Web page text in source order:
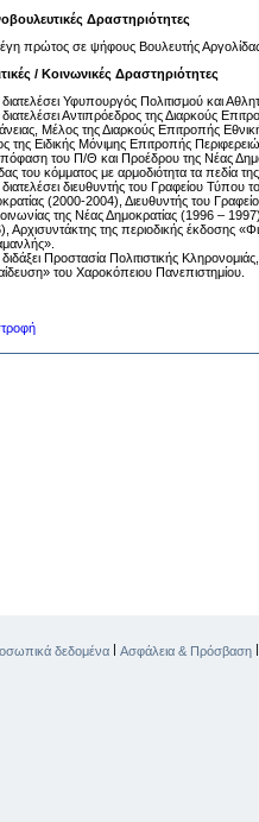
Δραστηριότητες
πρώτος σε ψήφους Βουλευτής Αργολίδας
/ Κοινωνικές Δραστηριότητες
Υφυπουργός Πολιτισμού και
διατελέσει Αντιπρόεδρος της Διαρκούς
Μέλος της Διαρκούς Επιτροπής
της Ειδικής Μόνιμης Επιτροπής
του Π/Θ και Προέδρου της Νέας
του κόμματος με αρμοδιότητα τα πεδία
διατελέσει διευθυντής του Γραφείου
(2000-2004), Διευθυντής του
της Νέας Δημοκρατίας (1996 –
Αρχισυντάκτης της περιοδικής έκδοσης
Προστασία Πολιτιστικής
του Χαροκόπειου Πανεπιστημίου.
δεδομένα Ασφάλεια & Πρόσβαση